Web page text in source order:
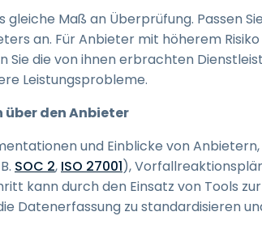
Maß an Überprüfung. Passen
an. Für Anbieter mit höherem
Sie die von ihnen erbrachten
Leistungsprobleme.
über den Anbieter
und Einblicke von
SOC 2, ISO 27001),
kann durch den Einsatz von Tools
Datenerfassung zu standardisieren